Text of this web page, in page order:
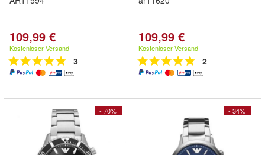
109,99 €
Kostenloser Versand
3
109,99 €
Kostenloser Versand
2
- 70% - 34%